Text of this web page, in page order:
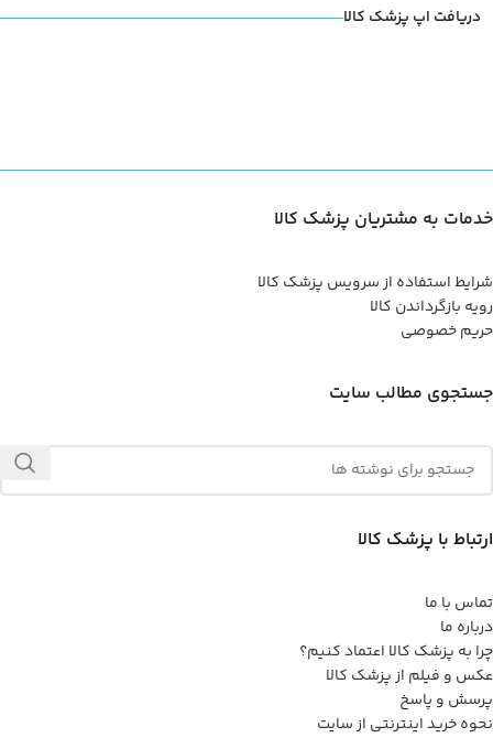
دریافت اپ پزشک کالا
خدمات به مشتریان پزشک کالا
شرایط استفاده از سرویس پزشک کالا
رویه بازگرداندن کالا
حریم خصوصی
جستجوی مطالب سایت
ارتباط با پزشک کالا
تماس با ما
درباره ما
چرا به پزشک کالا اعتماد کنیم؟
عکس و فیلم از پزشک کالا
پرسش و پاسخ
نحوه خرید اینترنتی از سایت